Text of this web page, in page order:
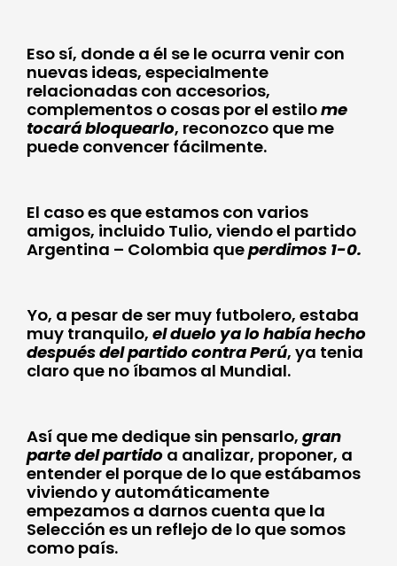
Eso sí, donde a él se le ocurra venir con
nuevas ideas, especialmente
relacionadas con accesorios,
complementos o cosas por el estilome
tocará bloquearlo, reconozco que me
puede convencer fácilmente.
El caso es que estamos con varios
amigos, incluido Tulio, viendo el partido
Argentina – Colombia queperdimos 1-0.
Yo, a pesar de ser muy futbolero, estaba
muy tranquilo, el duelo ya lo había hecho
después del partido contra Perú, ya tenia
claro que no íbamos al Mundial.
Así que me dedique sin pensarlo, gran
parte del partido a analizar, proponer, a
entender el porque de lo que estábamos
viviendo y automáticamente
empezamos a darnos cuenta que la
Selección es un reflejo de lo que somos
como país.